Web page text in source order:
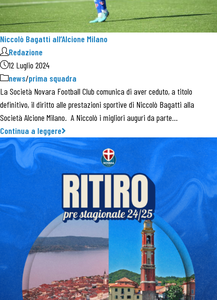
Niccolò Bagatti all’Alcione Milano
Redazione
12 Luglio 2024
news/prima squadra
La Società Novara Football Club comunica di aver ceduto, a titolo
definitivo, il diritto alle prestazioni sportive di Niccolò Bagatti alla
Società Alcione Milano. A Niccolò i migliori auguri da parte…
Continua a leggere